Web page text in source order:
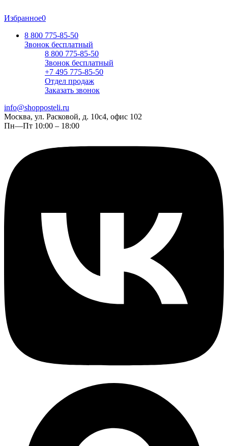
Избранное0
8 800 775-85-50
Звонок бесплатный
8 800 775-85-50
Звонок бесплатный
+7 495 775-85-50
Отдел продаж
Заказать звонок
info@shopposteli.ru
Москва, ул. Расковой, д. 10с4, офис 102
Пн—Пт 10:00 – 18:00